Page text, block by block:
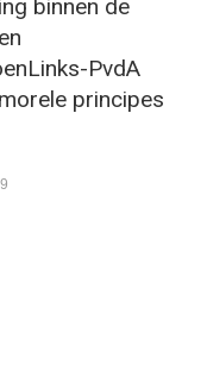
binnen de
PvdA
principes